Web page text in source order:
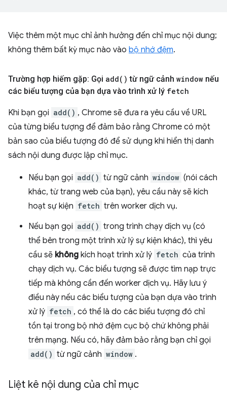
Việc thêm một mục chỉ ảnh hưởng đến chỉ mục nội dung;
không thêm bất kỳ mục nào vào bộ nhớ đệm.
Trường hợp hiếm gặp: Gọi add( ) từ ngữ cảnh window nếu
các biểu tượng của bạn dựa vào trình xử lý fetch
Khi bạn gọi add() , Chrome sẽ đưa ra yêu cầu về URL
của từng biểu tượng để đảm bảo rằng Chrome có một
bản sao của biểu tượng đó để sử dụng khi hiển thị danh
sách nội dung được lập chỉ mục.
Nếu bạn gọi add() từ ngữ cảnh window (nói cách
khác, từ trang web của bạn), yêu cầu này sẽ kích
hoạt sự kiện fetch trên worker dịch vụ.
Nếu bạn gọi add() trong trình chạy dịch vụ (có
thể bên trong một trình xử lý sự kiện khác), thì yêu
cầu sẽ không kích hoạt trình xử lý fetch của trình
chạy dịch vụ. Các biểu tượng sẽ được tìm nạp trực
tiếp mà không cần đến worker dịch vụ. Hãy lưu ý
điều này nếu các biểu tượng của bạn dựa vào trình
xử lý fetch , có thể là do các biểu tượng đó chỉ
tồn tại trong bộ nhớ đệm cục bộ chứ không phải
trên mạng. Nếu có, hãy đảm bảo rằng bạn chỉ gọi
add() từ ngữ cảnh window .
Liệt kê nội dung của chỉ mục